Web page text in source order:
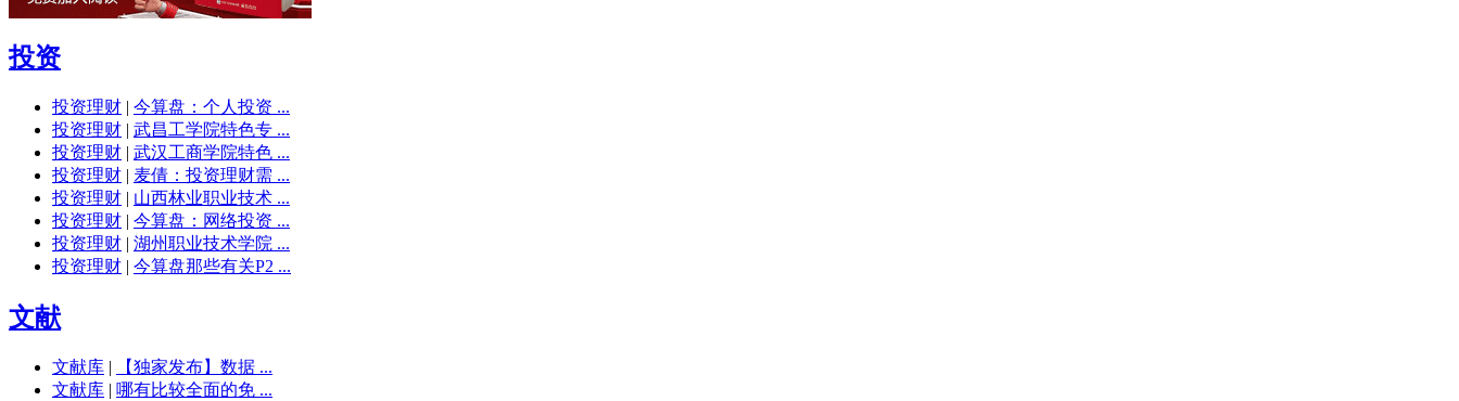
投资
投资理财 | 今算盘：个人投资 ...
投资理财 | 武昌工学院特色专 ...
投资理财 | 武汉工商学院特色 ...
投资理财 | 麦倩：投资理财需 ...
投资理财 | 山西林业职业技术 ...
投资理财 | 今算盘：网络投资 ...
投资理财 | 湖州职业技术学院 ...
投资理财 | 今算盘那些有关P2 ...
文献
文献库 |
【独家发布】数据 ...
文献库 | 哪有比较全面的免 ...